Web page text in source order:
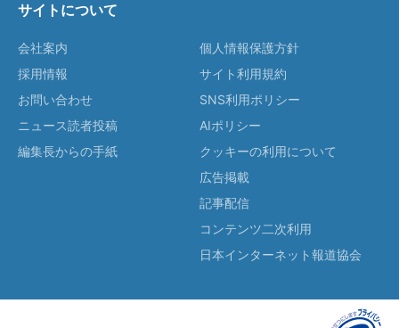
サイトについて
会社案内
採用情報
お問い合わせ
ニュース読者投稿
編集長からの手紙
個人情報保護方針
サイト利用規約
SNS利用ポリシー
AIポリシー
クッキーの利用について
広告掲載
記事配信
コンテンツ二次利用
日本インターネット報道協会